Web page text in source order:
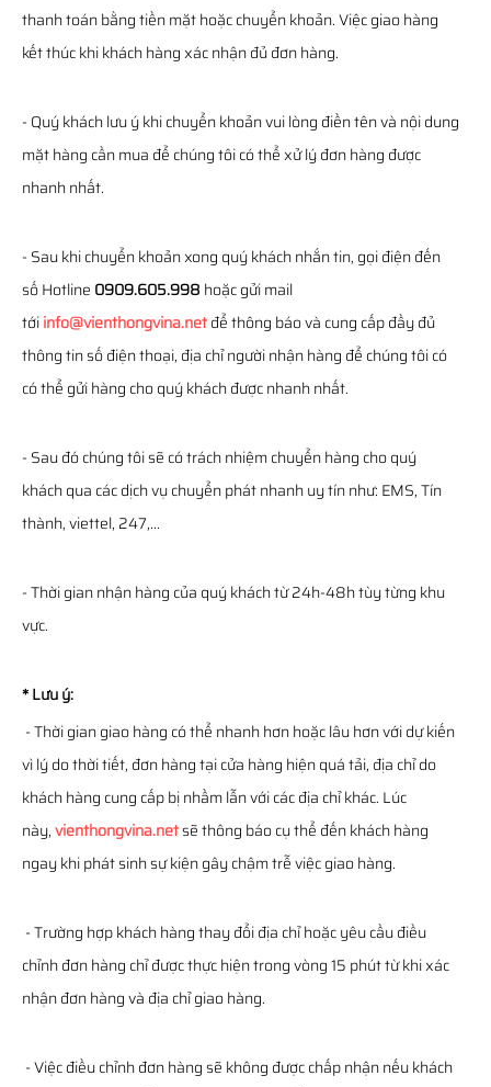
thanh toán bằng tiền mặt hoặc chuyển khoản. Việc giao hàng
kết thúc khi khách hàng xác nhận đủ đơn hàng.
- Quý khách lưu ý khi chuyển khoản vui lòng điền tên và nội dung
mặt hàng cần mua để chúng tôi có thể xử lý đơn hàng được
nhanh nhất.
- Sau khi chuyển khoản xong quý khách nhắn tin, gọi điện đến
số Hotline 0909.605.998 hoặc gửi mail
tớiinfo@vienthongvina.netđể thông báo và cung cấp đầy đủ
thông tin số điện thoại, địa chỉ người nhận hàng để chúng tôi có
có thể gửi hàng cho quý khách được nhanh nhất.
- Sau đó chúng tôi sẽ có trách nhiệm chuyển hàng cho quý
khách qua các dịch vụ chuyển phát nhanh uy tín như: EMS, Tín
thành, viettel, 247,...
- Thời gian nhận hàng của quý khách từ 24h-48h tùy từng khu
vực.
* Lưu ý:
- Thời gian giao hàng có thể nhanh hơn hoặc lâu hơn với dự kiến
vì lý do thời tiết, đơn hàng tại cửa hàng hiện quá tải, địa chỉ do
khách hàng cung cấp bị nhầm lẫn với các địa chỉ khác. Lúc
này,vienthongvina.netsẽ thông báo cụ thể đến khách hàng
ngay khi phát sinh sự kiện gây chậm trễ việc giao hàng.
- Trường hợp khách hàng thay đổi địa chỉ hoặc yêu cầu điều
chỉnh đơn hàng chỉ được thực hiện trong vòng 15 phút từ khi xác
nhận đơn hàng và địa chỉ giao hàng.
- Việc điều chỉnh đơn hàng sẽ không được chấp nhận nếu khách